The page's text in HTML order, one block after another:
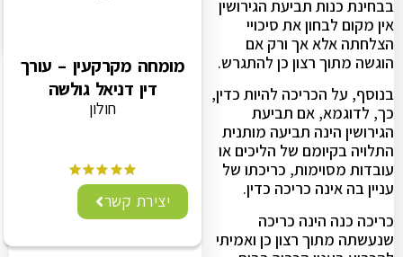
בבחינת כנות תביעת הגירושין
אין מקום לבחון את סיכויי
הצלחתה אלא אך ורק אם
הוגשה מתוך רצון כן להתגרש.
בנוסף, על הכריכה להיות כדין,
כך, לדוגמא, אם תביעת
הגירושין הינה תביעה מותנית
התלויה בקיומם של הליכים או
עובדות מסוימות, כריכתו של
עניין בה אינה כריכה כדין.
כריכה כנה הינה כריכה
שנעשתה מתוך רצון כן ואמיתי
מומחה מקרקעין – עורך
דין דניאל גולשה
חולון
יצירת קשר